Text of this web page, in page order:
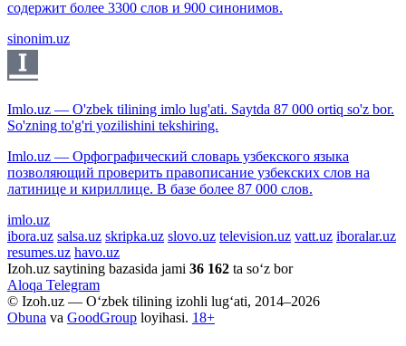
содержит более 3300 слов и 900 синонимов.
sinonim.uz
Imlo.uz — O'zbek tilining imlo lug'ati. Saytda 87 000 ortiq so'z bor.
So'zning to'g'ri yozilishini tekshiring.
Imlo.uz — Орфографический словарь узбекского языка
позволяющий проверить правописание узбекских слов на
латинице и кириллице. В базе более 87 000 слов.
imlo.uz
ibora.uz salsa.uz skripka.uz slovo.uz television.uz vatt.uz iboralar.uz
resumes.uz havo.uz
Izoh.uz saytining bazasida jami 36 162 ta so‘z bor
Aloqa Telegram
© Izoh.uz — O‘zbek tilining izohli lug‘ati, 2014–2026
Obuna va GoodGroup loyihasi. 18+